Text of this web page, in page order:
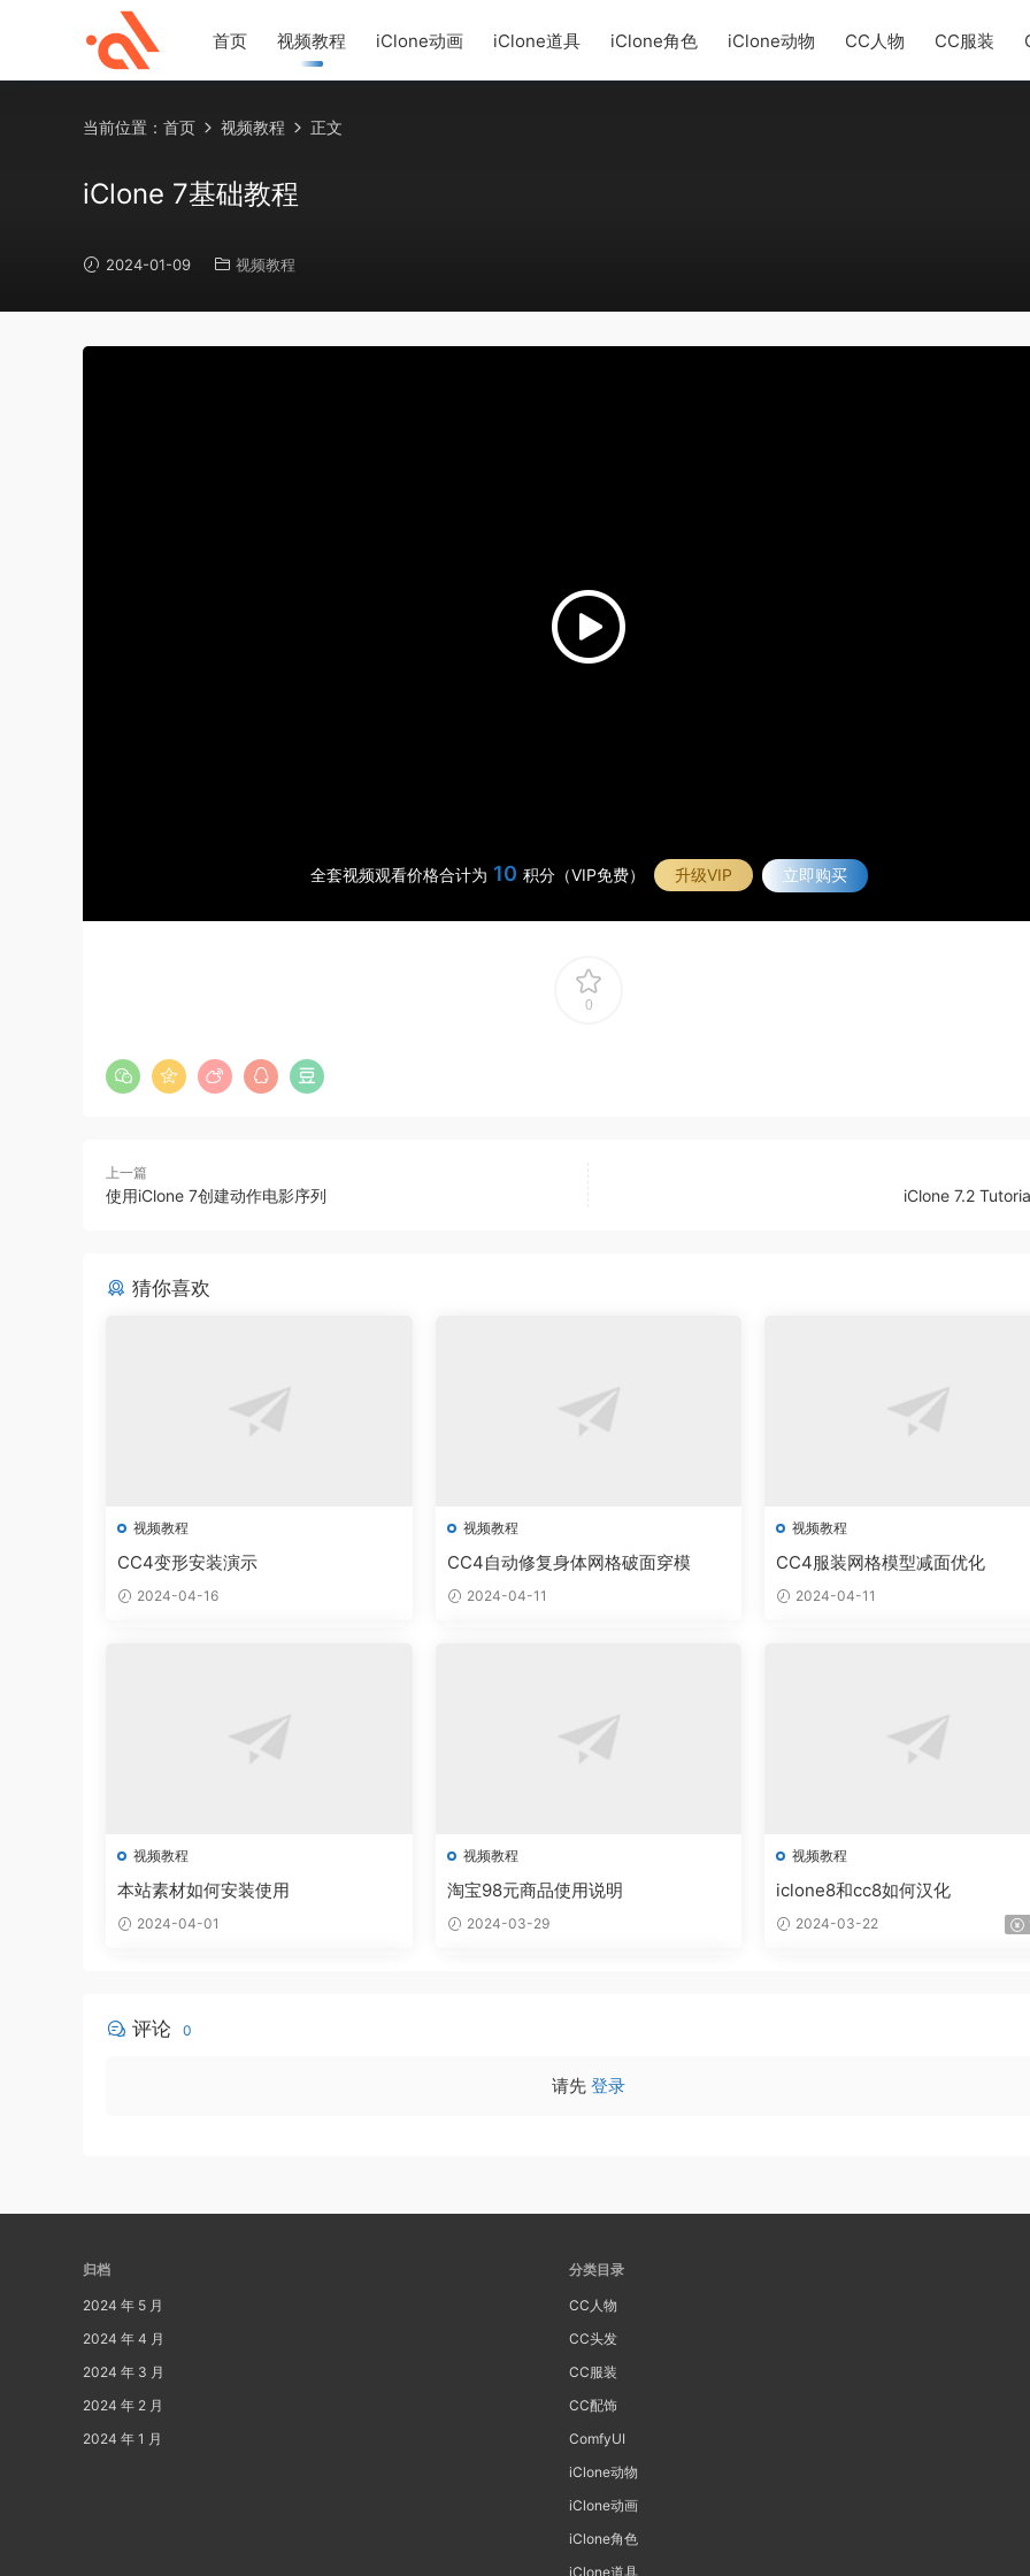
首页 视频教程 iClone动画 iClone道具 iClone角色 iClone动物 CC人物 CC服装
当前位置： 首页 视频教程 正文
iClone 7基础教程
2024-01-09 视频教程
全套视频观看价格合计为 10 积分（VIP免费） 升级VIP 立即购买
0
上一篇
使用iClone 7创建动作电影序列 iClone 7.2
猜你喜欢
视频教程
CC4变形安装演示
2024-04-16
视频教程
CC4自动修复身体网格破面穿模
2024-04-11
视频教程
CC4服装网格模型减面优化
2024-04-11
视频教程
本站素材如何安装使用
2024-04-01
视频教程
淘宝98元商品使用说明
2024-03-29
视频教程
iclone8和cc8如何汉化
2024-03-22
评论 0
请先 登录
归档
2024 年 5 月
2024 年 4 月
2024 年 3 月
2024 年 2 月
2024 年 1 月
分类目录
CC人物
CC头发
CC服装
CC配饰
ComfyUI
iClone动物
iClone动画
iClone角色
iClone道具